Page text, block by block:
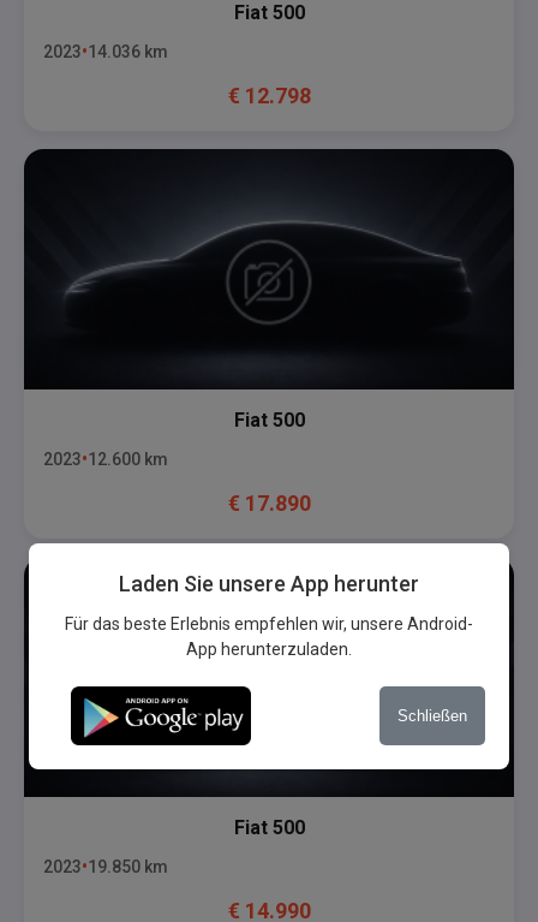
Fiat 500
2023 14.036 km
€ 12.798
Fiat 500
2023 12.600 km
€ 17.890
Fiat 500
2023 19.850 km
€ 14.990
Laden Sie unsere App herunter
Für das beste Erlebnis empfehlen wir, unsere Android-
App herunterzuladen.
Schließen